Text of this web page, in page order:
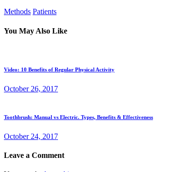
Methods Patients
You May Also Like
Video: 10 Benefits of Regular Physical Activity
October 26, 2017
Toothbrush: Manual vs Electric. Types, Benefits & Effectiveness
October 24, 2017
Leave a Comment